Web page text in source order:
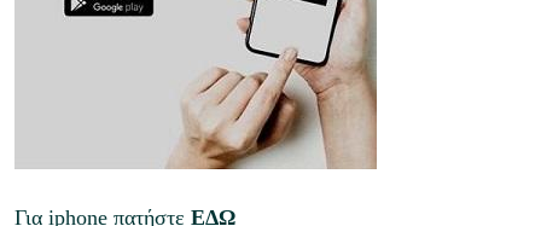
Για iphone πατήστε ΕΔΩ